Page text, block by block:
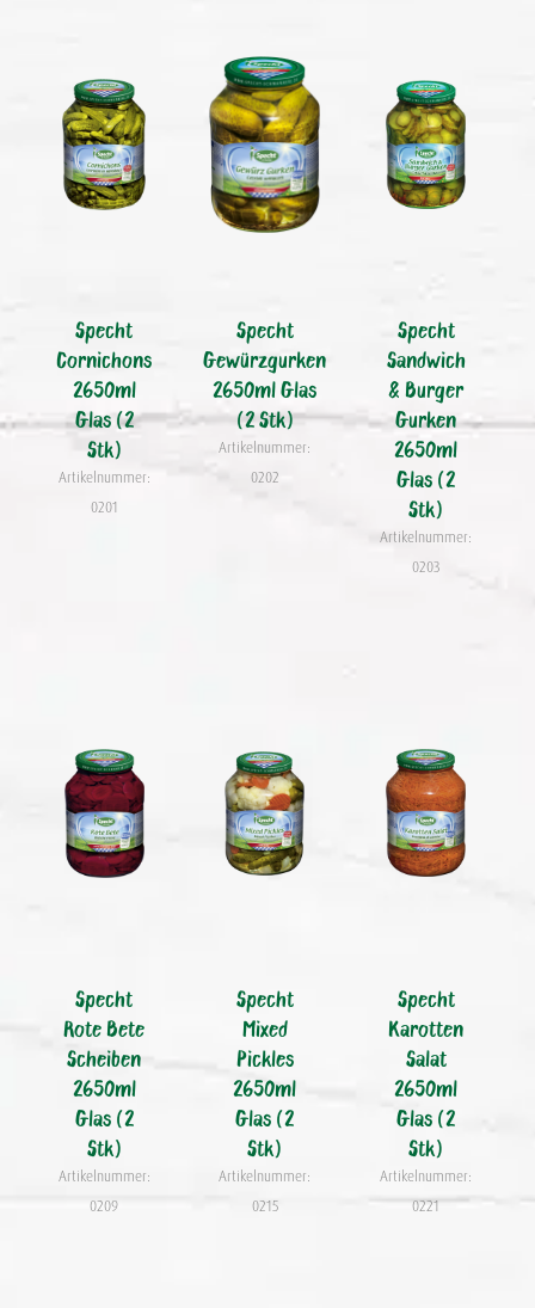
Specht
Cornichons
2650ml
Glas (2
Stk)
Artikelnummer:
0201
Specht
Gewürzgurken
2650ml Glas
(2 Stk)
Artikelnummer:
0202
Specht
Sandwich
& Burger
Gurken
2650ml
Glas (2
Stk)
Artikelnummer:
0203
Specht
Rote Bete
Scheiben
2650ml
Glas (2
Stk)
Artikelnummer:
0209
Specht
Mixed
Pickles
2650ml
Glas (2
Stk)
Artikelnummer:
0215
Specht
Karotten
Salat
2650ml
Glas (2
Stk)
Artikelnummer:
0221